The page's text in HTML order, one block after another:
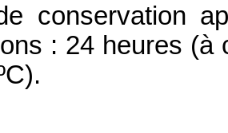
conservation
: 24 heures (à